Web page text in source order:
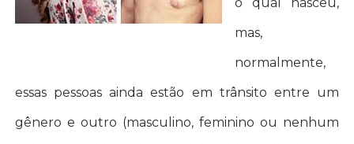
mas,
normalmente,
essas pessoas ainda estão em trânsito entre um
gênero e outro (masculino, feminino ou nenhum